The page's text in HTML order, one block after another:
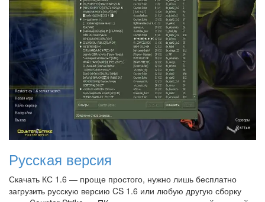
Русская версия
Скачать КС 1.6 — проще простого, нужно лишь бесплатно
загрузить русскую версию CS 1.6 или любую другую сборку